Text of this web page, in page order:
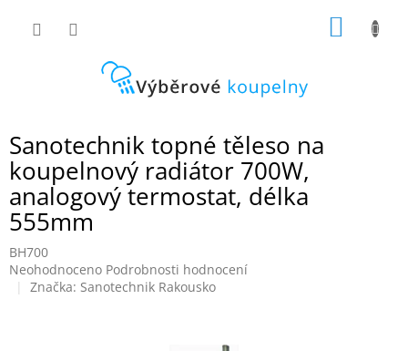
Sanotechnik topné těleso na
koupelnový radiátor 700W,
analogový termostat, délka
555mm
BH700
Průměrné
hodnocení
Neohodnoceno Podrobnosti hodnocení
Značka: Sanotechnik Rakousko